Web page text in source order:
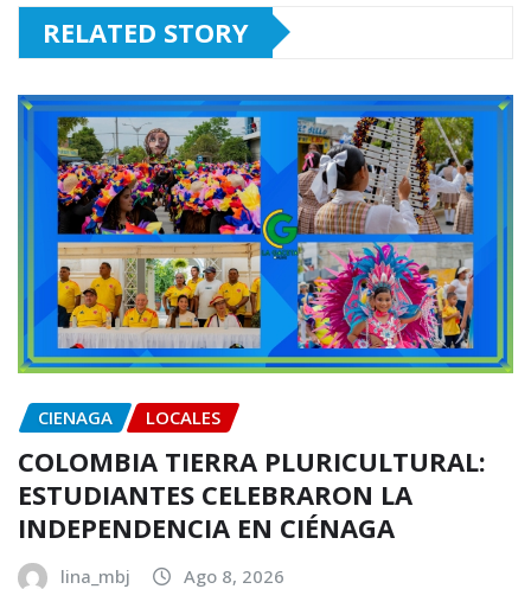
RELATED STORY
CIENAGA LOCALES
COLOMBIA TIERRA PLURICULTURAL:
ESTUDIANTES CELEBRARON LA
INDEPENDENCIA EN CIÉNAGA
lina_mbj Ago 8, 2026